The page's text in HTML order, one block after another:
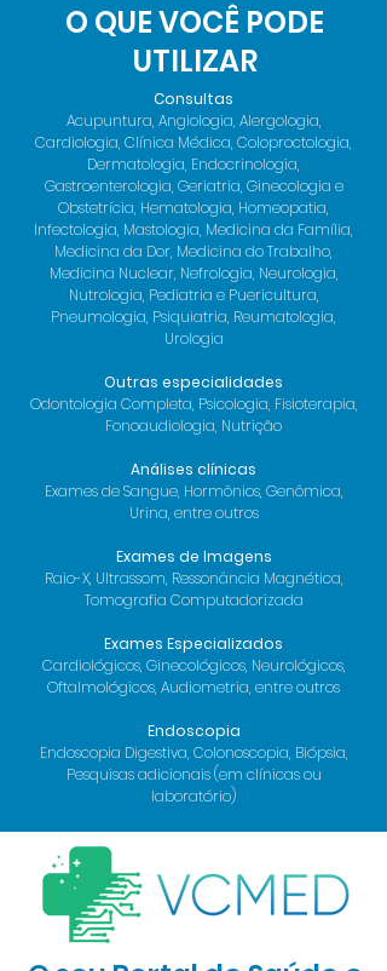
O QUE VOCÊ PODE
UTILIZAR
Consultas
Acupuntura, Angiologia, Alergologia,
Cardiologia, Clínica Médica, Coloproctologia,
Dermatologia, Endocrinologia,
Gastroenterologia, Geriatria, Ginecologia e
Obstetrícia, Hematologia, Homeopatia,
Infectologia, Mastologia, Medicina da Família,
Medicina da Dor, Medicina do Trabalho,
Medicina Nuclear, Nefrologia, Neurologia,
Nutrologia, Pediatria e Puericultura,
Pneumologia, Psiquiatria, Reumatologia,
Urologia
Outras especialidades
Odontologia Completa, Psicologia, Fisioterapia,
Fonoaudiologia, Nutrição
Análises clínicas
Exames de Sangue, Hormônios, Genômica,
Urina, entre outros
Exames de Imagens
Raio-X, Ultrassom, Ressonância Magnética,
Tomografia Computadorizada
Exames Especializados
Cardiológicos, Ginecológicos, Neurológicos,
Oftalmológicos, Audiometria, entre outros
Endoscopia
Endoscopia Digestiva, Colonoscopia, Biópsia,
Pesquisas adicionais (em clínicas ou
laboratório)